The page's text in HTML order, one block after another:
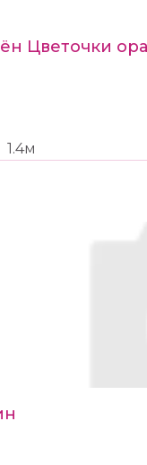
Цветочки
1.4м